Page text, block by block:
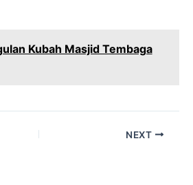
Kubah Masjid Tembaga
NEXT